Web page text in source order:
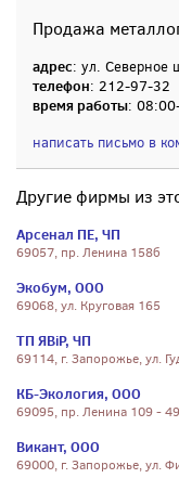
Продажа
адрес: ул. Северное
телефон: 212-97-32
время работы:
написать письмо в
Другие фирмы из
Арсенал ПЕ, ЧП
69057, пр. Ленина 158б
Экобум, ООО
69068, ул. Круговая 165
ТП ЯВіР, ЧП
69114, г. Запорожье, ул.
КБ-Экология, ООО
69095, пр. Ленина 109 - 49
Викант, ООО
69000, г. Запорожье, ул.